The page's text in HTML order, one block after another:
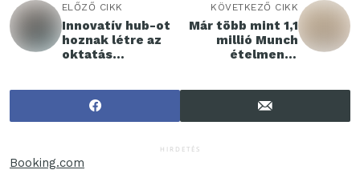
ELŐZŐ CIKK
Innovatív hub-ot
hoznak létre az
oktatás
KÖVETKEZŐ CIKK
Már több mint 1,1
millió Munch
ételmentő
üzletekben
HIRDETÉS
Booking.com